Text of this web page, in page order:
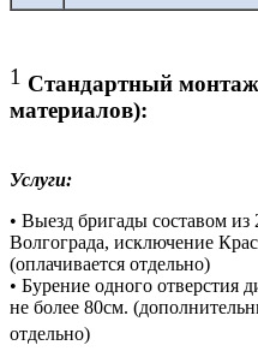
1 Стандартный монтаж
материалов):
Услуги:
• Выезд бригады составом из
Волгограда, исключение
(оплачивается отдельно)
• Бурение одного отверстия
не более 80см.
отдельно)